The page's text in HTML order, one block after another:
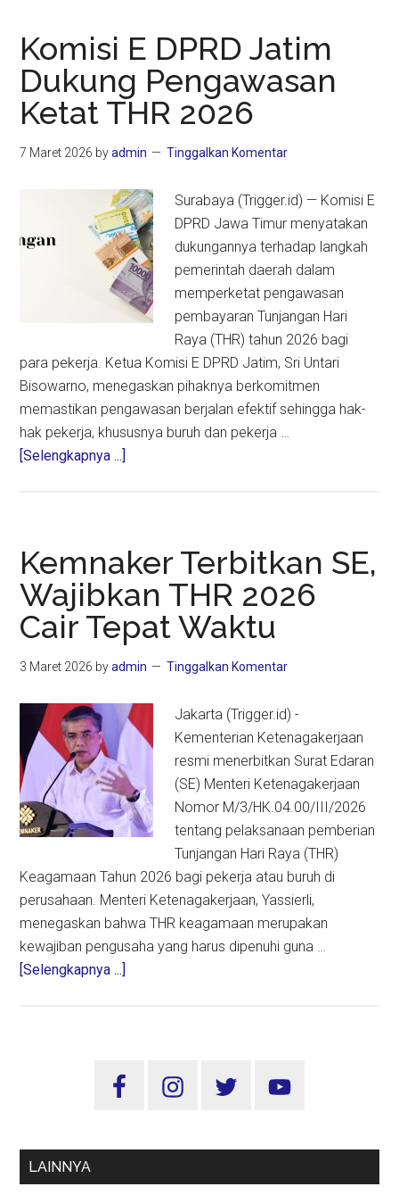
Komisi E DPRD Jatim
Dukung Pengawasan
Ketat THR 2026
7 Maret 2026 byadmin Tinggalkan Komentar
Surabaya (Trigger.id) — Komisi E
DPRD Jawa Timur menyatakan
dukungannya terhadap langkah
pemerintah daerah dalam
memperketat pengawasan
pembayaran Tunjangan Hari
Raya (THR) tahun 2026 bagi
para pekerja. Ketua Komisi E DPRD Jatim, Sri Untari
Bisowarno, menegaskan pihaknya berkomitmen
memastikan pengawasan berjalan efektif sehingga hak-
hak pekerja, khususnya buruh dan pekerja …
[Selengkapnya ...]
Jatim
Dukung
Pengawasan
Ketat
THR
2026
Kemnaker Terbitkan SE,
Wajibkan THR 2026
Cair Tepat Waktu
3 Maret 2026 byadmin Tinggalkan Komentar
Jakarta (Trigger.id) -
Kementerian Ketenagakerjaan
resmi menerbitkan Surat Edaran
(SE) Menteri Ketenagakerjaan
Nomor M/3/HK.04.00/III/2026
tentang pelaksanaan pemberian
Tunjangan Hari Raya (THR)
Keagamaan Tahun 2026 bagi pekerja atau buruh di
perusahaan. Menteri Ketenagakerjaan, Yassierli,
menegaskan bahwa THR keagamaan merupakan
kewajiban pengusaha yang harus dipenuhi guna …
[Selengkapnya ...]
THR
Tepat
Sidebar
LAINNYA